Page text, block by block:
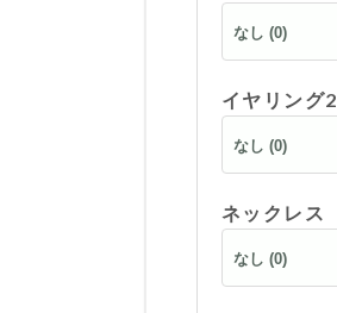
イヤリング2
ネックレス